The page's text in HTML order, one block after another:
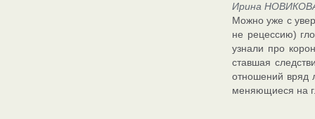
Ирина
Можно уже с
не рецессию)
узнали про
ставшая
отношений вряд
меняющиеся на